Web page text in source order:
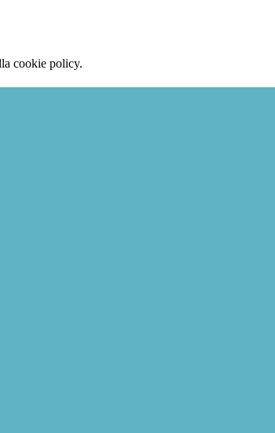
cookie policy.